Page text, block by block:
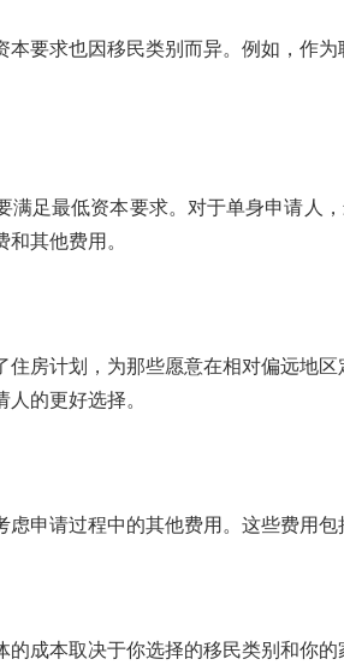
要求也因移民类别而异。例如，作
足最低资本要求。对于单身申请人
其他费用。
住房计划，为那些愿意在相对偏远地
的更好选择。
申请过程中的其他费用。这些费用
成本取决于你选择的移民类别和你